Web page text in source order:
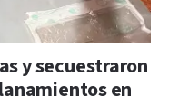
y secuestraron
en